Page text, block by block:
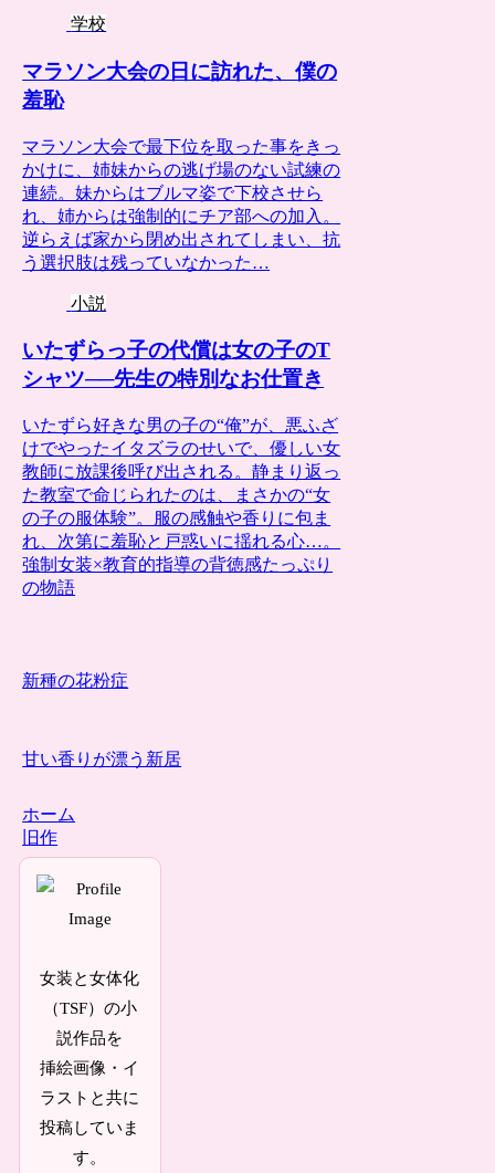
学校
マラソン大会の日に訪れた、僕の
羞恥
マラソン大会で最下位を取った事をきっ
かけに、姉妹からの逃げ場のない試練の
連続。妹からはブルマ姿で下校させら
れ、姉からは強制的にチア部への加入。
逆らえば家から閉め出されてしまい、抗
う選択肢は残っていなかった…
小説
いたずらっ子の代償は女の子のT
シャツ──先生の特別なお仕置き
いたずら好きな男の子の“俺”が、悪ふざ
けでやったイタズラのせいで、優しい女
教師に放課後呼び出される。静まり返っ
た教室で命じられたのは、まさかの“女
の子の服体験”。服の感触や香りに包ま
れ、次第に羞恥と戸惑いに揺れる心…。
強制女装×教育的指導の背徳感たっぷり
の物語
新種の花粉症
甘い香りが漂う新居
ホーム
旧作
女装と女体化
（TSF）の小
説作品を
挿絵画像・イ
ラストと共に
投稿していま
す。